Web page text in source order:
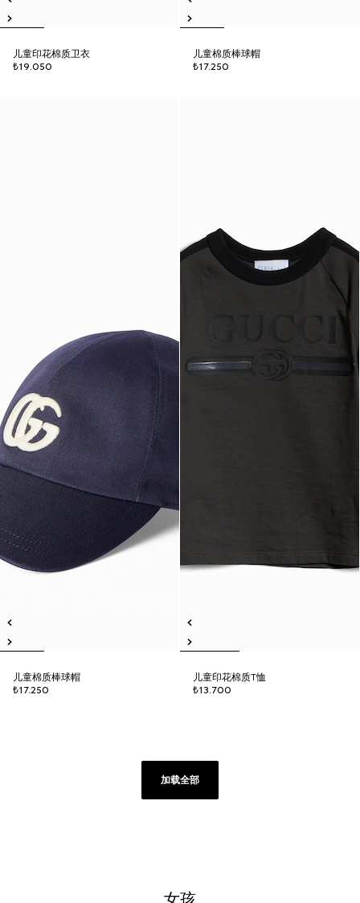
儿童印花棉质卫衣
₺19.050
儿童棉质棒球帽
₺17.250
儿童棉质棒球帽
₺17.250
儿童印花棉质T恤
₺13.700
加载全部
女孩